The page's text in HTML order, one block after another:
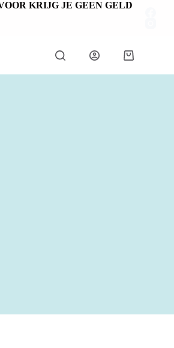
KRIJG JE GEEN GELD